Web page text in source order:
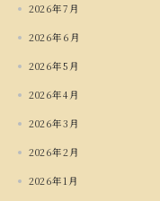
2026年7月
2026年6月
2026年5月
2026年4月
2026年3月
2026年2月
2026年1月